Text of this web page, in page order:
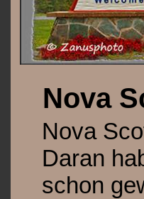
Nova
Nova
Daran
schon